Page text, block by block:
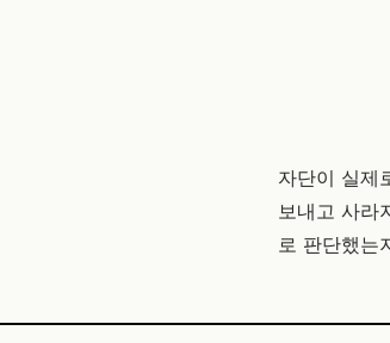
자단이 실제
보내고 사라
로 판단했는